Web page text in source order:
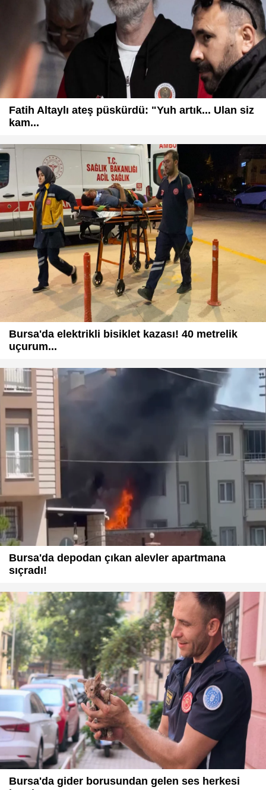
Fatih Altaylı ateş püskürdü: "Yuh artık... Ulan siz
kam...
Bursa'da elektrikli bisiklet kazası! 40 metrelik
uçurum...
Bursa'da depodan çıkan alevler apartmana
sıçradı!
Bursa'da gider borusundan gelen ses herkesi